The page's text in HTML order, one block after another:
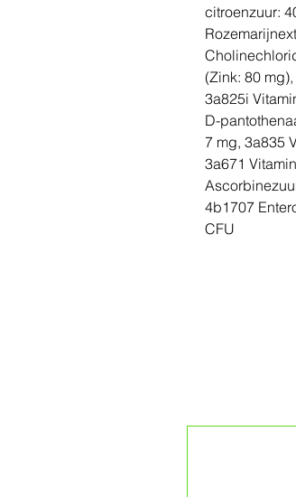
citroenzuur:
(Zink: 80
3a825i
D-
7 mg, 3a835
3a671
4b1707
CFU